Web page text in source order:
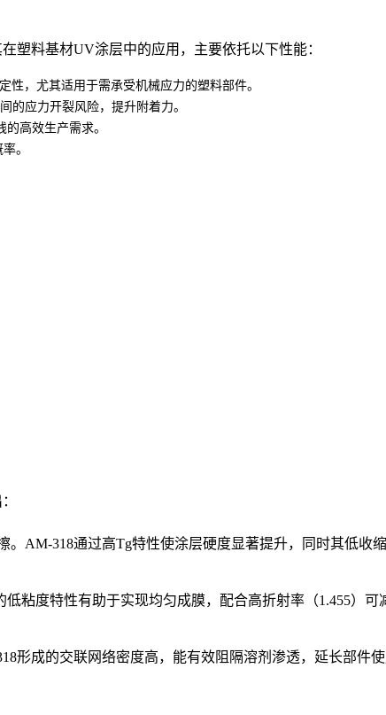
塑料基材UV涂层中的应用，主要依托以下性能：
性，尤其适用于需承受机械应力的塑料部件。
的应力开裂风险，提升附着力。
高效生产需求。
。
AM-318通过高Tg特性使涂层硬度显著提升，同时其低收
粘度特性有助于实现均匀成膜，配合高折射率（1.455）可
形成的交联网络密度高，能有效阻隔溶剂渗透，延长部件使